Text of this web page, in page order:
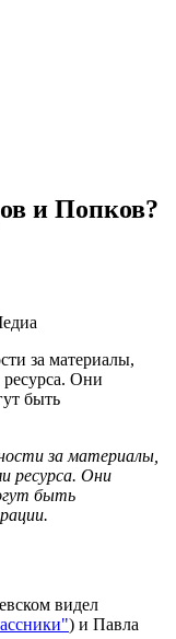
и Попков?
за материалы,
ресурса. Они
быть
за материалы,
ресурса. Они
быть
видел
) и Павла